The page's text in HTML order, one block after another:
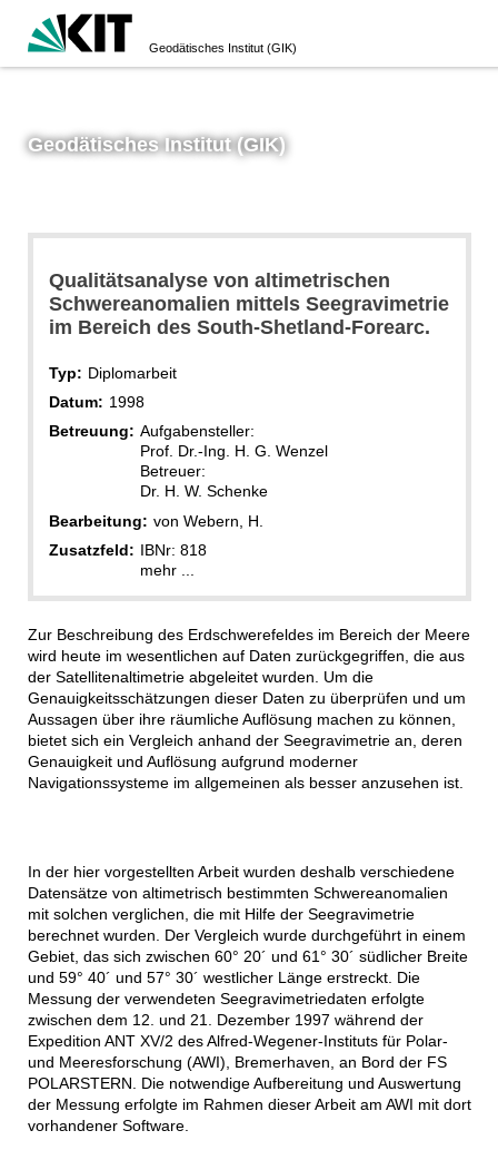
Geodätisches Institut (GIK)
Geodätisches Institut (GIK)
Qualitätsanalyse von altimetrischen
Schwereanomalien mittels Seegravimetrie
im Bereich des South-Shetland-Forearc.
Typ: Diplomarbeit
Datum: 1998
Betreuung: Aufgabensteller:
Prof. Dr.-Ing. H. G. Wenzel
Betreuer:
Dr. H. W. Schenke
Bearbeitung: von Webern, H.
Zusatzfeld: IBNr: 818
mehr ...
Zur Beschreibung des Erdschwerefeldes im Bereich der Meere
wird heute im wesentlichen auf Daten zurückgegriffen, die aus
der Satellitenaltimetrie abgeleitet wurden. Um die
Genauigkeitsschätzungen dieser Daten zu überprüfen und um
Aussagen über ihre räumliche Auflösung machen zu können,
bietet sich ein Vergleich anhand der Seegravimetrie an, deren
Genauigkeit und Auflösung aufgrund moderner
Navigationssysteme im allgemeinen als besser anzusehen ist.
In der hier vorgestellten Arbeit wurden deshalb verschiedene
Datensätze von altimetrisch bestimmten Schwereanomalien
mit solchen verglichen, die mit Hilfe der Seegravimetrie
berechnet wurden. Der Vergleich wurde durchgeführt in einem
Gebiet, das sich zwischen 60° 20´ und 61° 30´ südlicher Breite
und 59° 40´ und 57° 30´ westlicher Länge erstreckt. Die
Messung der verwendeten Seegravimetriedaten erfolgte
zwischen dem 12. und 21. Dezember 1997 während der
Expedition ANT XV/2 des Alfred-Wegener-Instituts für Polar-
und Meeresforschung (AWI), Bremerhaven, an Bord der FS
POLARSTERN. Die notwendige Aufbereitung und Auswertung
der Messung erfolgte im Rahmen dieser Arbeit am AWI mit dort
vorhandener Software.